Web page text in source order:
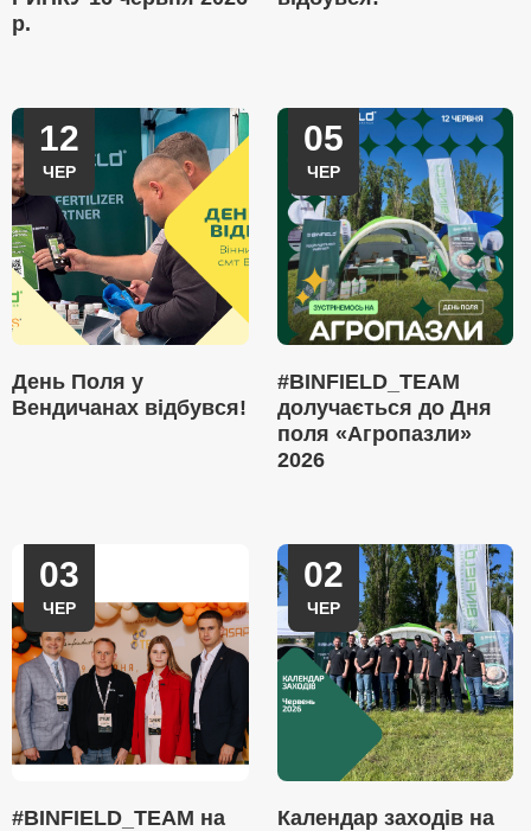
р.
12
ЧЕР
День Поля у
Вендичанах відбувся!
05
ЧЕР
#BINFIELD_TEAM
долучається до Дня
поля «Агропазли»
2026
03
ЧЕР
#BINFIELD_TEAM на
02
ЧЕР
Календар заходів на